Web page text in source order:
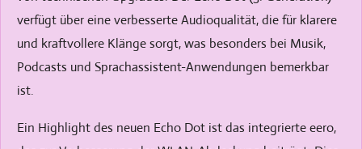
verfügt über eine verbesserte Audioqualität, die für klarere
und kraftvollere Klänge sorgt, was besonders bei Musik,
Podcasts und Sprachassistent-Anwendungen bemerkbar
ist.
Ein Highlight des neuen Echo Dot ist das integrierte eero,